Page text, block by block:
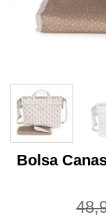
Bolsa